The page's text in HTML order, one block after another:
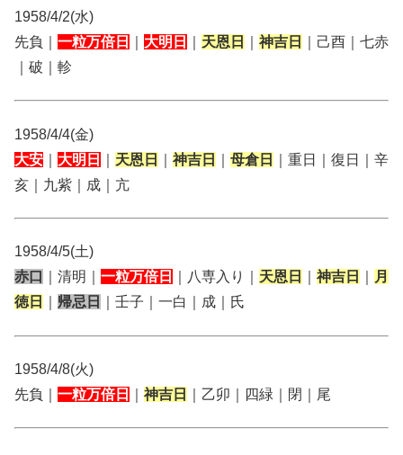
1958/4/2(水)
先負｜ 一粒万倍日 大明日 天恩日 神吉日
｜己酉｜七赤
｜破｜軫
1958/4/4(金)
大安
大明日 天恩日 神吉日 母倉日
｜重日｜復日｜辛
亥｜九紫｜成｜亢
1958/4/5(土)
赤口
｜清明｜ 一粒万倍日 ｜八専入り｜ 天恩日 神吉日
月
徳日
帰忌日 ｜壬子｜一白｜成｜氏
1958/4/8(火)
先負｜ 一粒万倍日 神吉日 ｜乙卯｜四緑｜閉｜尾